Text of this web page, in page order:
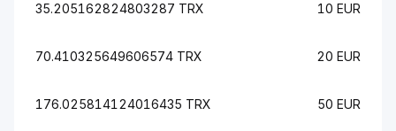
35.205162824803287 TRX 10 EUR
70.410325649606574 TRX 20 EUR
176.025814124016435 TRX 50 EUR